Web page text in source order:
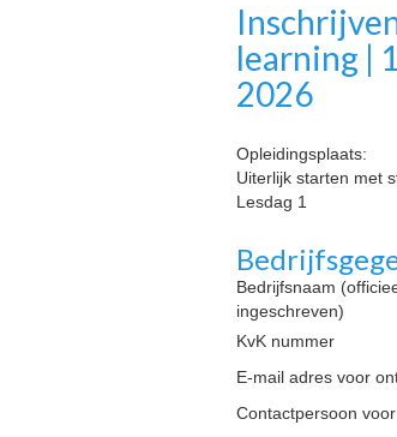
learning |
2026
Opleidingsplaats:
Uiterlijk starten met
Lesdag 1
Bedrijfsnaam
ingeschreven)
KvK nummer
E-mail adres voor
Contactpersoon